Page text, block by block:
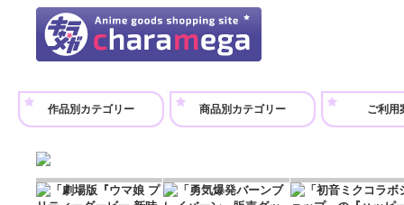
作品別カテゴリー 商品別カテゴリー ご利用
プチステーショ
880円(税込)
形をした可愛い
けい …